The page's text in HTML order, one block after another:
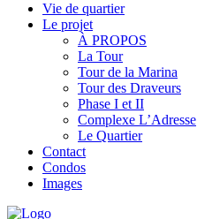
Vie de quartier
Le projet
À PROPOS
La Tour
Tour de la Marina
Tour des Draveurs
Phase I et II
Complexe L’Adresse
Le Quartier
Contact
Condos
Images